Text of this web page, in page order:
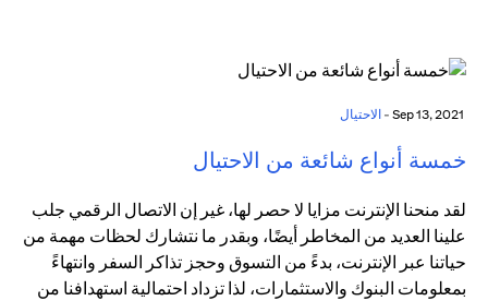
الاحتيال
خمسة أنواع شائعة من الاحتيال
لقد منحنا الإنترنت مزايا لا حصر لها، غير إن الاتصال الرقمي جلب
علينا العديد من المخاطر أيضًا، وبقدر ما نتشارك لحظات مهمة من
حياتنا عبر الإنترنت، بدءً من التسوق وحجز تذاكر السفر وانتهاءً
بمعلومات البنوك والاستثمارات، لذا تزداد احتمالية استهدافنا من